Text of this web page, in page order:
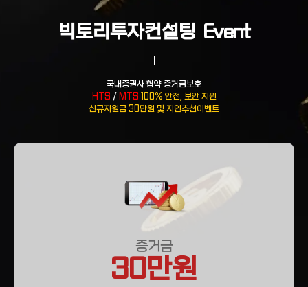
빅토리투자컨설팅 Event
국내증권사 협약 증거금보호
HTS / MTS 100% 안전, 보안 지원
신규지원금 30만원 및 지인추천이벤트
증거금
30만원